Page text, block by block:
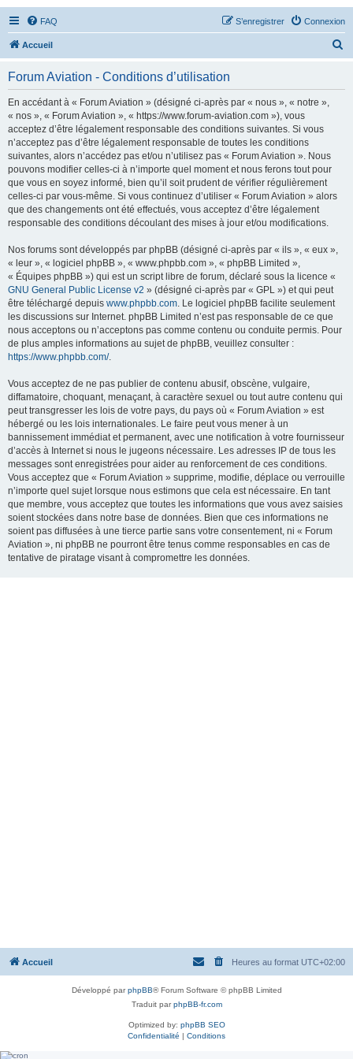
FAQ Connexion
S’enregistrer
Accueil
Forum Aviation - Conditions d’utilisation
En accédant à « Forum Aviation » (désigné ci-après par « nous », « notre »,
« nos », « Forum Aviation », « https://www.forum-aviation.com »), vous
acceptez d’être légalement responsable des conditions suivantes. Si vous
n’acceptez pas d’être légalement responsable de toutes les conditions
suivantes, alors n’accédez pas et/ou n’utilisez pas « Forum Aviation ». Nous
pouvons modifier celles-ci à n’importe quel moment et nous ferons tout pour
que vous en soyez informé, bien qu’il soit prudent de vérifier régulièrement
celles-ci par vous-même. Si vous continuez d’utiliser « Forum Aviation » alors
que des changements ont été effectués, vous acceptez d’être légalement
responsable des conditions découlant des mises à jour et/ou modifications.
Nos forums sont développés par phpBB (désigné ci-après par « ils », « eux »,
« leur », « logiciel phpBB », « www.phpbb.com », « phpBB Limited »,
« Équipes phpBB ») qui est un script libre de forum, déclaré sous la licence «
GNU General Public License v2 » (désigné ci-après par « GPL ») et qui peut
être téléchargé depuis www.phpbb.com. Le logiciel phpBB facilite seulement
les discussions sur Internet. phpBB Limited n’est pas responsable de ce que
nous acceptons ou n’acceptons pas comme contenu ou conduite permis. Pour
de plus amples informations au sujet de phpBB, veuillez consulter :
https://www.phpbb.com/.
Vous acceptez de ne pas publier de contenu abusif, obscène, vulgaire,
diffamatoire, choquant, menaçant, à caractère sexuel ou tout autre contenu qui
peut transgresser les lois de votre pays, du pays où « Forum Aviation » est
hébergé ou les lois internationales. Le faire peut vous mener à un
bannissement immédiat et permanent, avec une notification à votre fournisseur
d’accès à Internet si nous le jugeons nécessaire. Les adresses IP de tous les
messages sont enregistrées pour aider au renforcement de ces conditions.
Vous acceptez que « Forum Aviation » supprime, modifie, déplace ou verrouille
n’importe quel sujet lorsque nous estimons que cela est nécessaire. En tant
que membre, vous acceptez que toutes les informations que vous avez saisies
soient stockées dans notre base de données. Bien que ces informations ne
soient pas diffusées à une tierce partie sans votre consentement, ni « Forum
Aviation », ni phpBB ne pourront être tenus comme responsables en cas de
tentative de piratage visant à compromettre les données.
Accueil Heures au format UTC+02:00
Développé parphpBB® Forum Software © phpBB Limited
Traduit parphpBB-fr.com
Optimized by: phpBB SEO
Confidentialité | Conditions